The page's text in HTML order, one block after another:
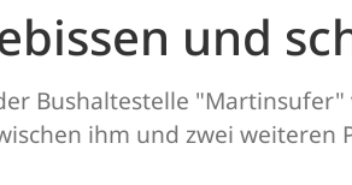
und
Bushaltestelle
ihm und zwei weiteren